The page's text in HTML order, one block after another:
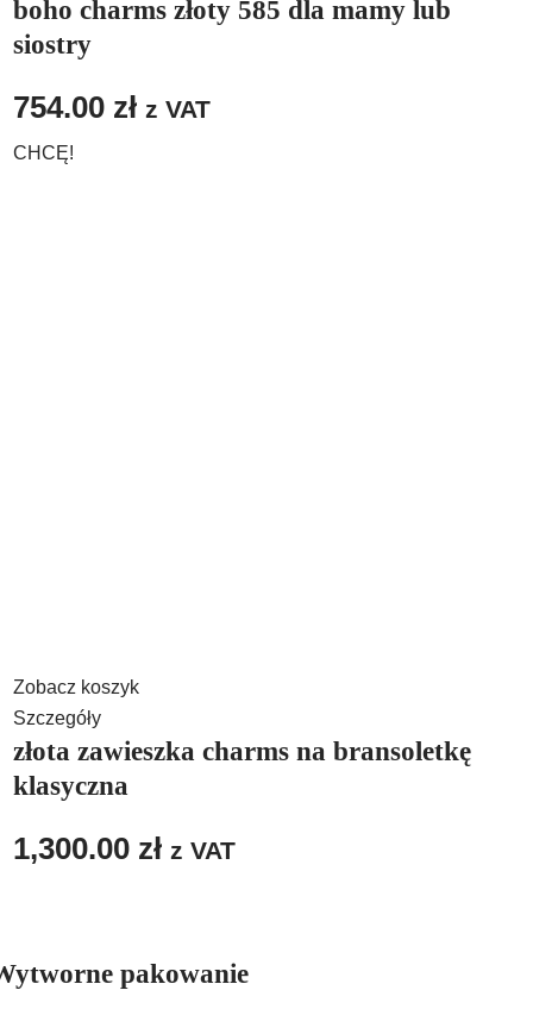
boho charms złoty 585 dla mamy lub
siostry
754.00 zł z VAT
CHCĘ!
Zobacz koszyk
Szczegóły
złota zawieszka charms na bransoletkę
klasyczna
1,300.00 zł z VAT
pakowanie